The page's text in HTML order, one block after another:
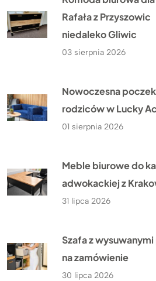
Rafała z Przyszowic
niedaleko Gliwic
03 sierpnia 2026
Nowoczesna
rodziców w Lucky
01 sierpnia 2026
Meble biurowe do
adwokackiej z
31 lipca 2026
Szafa z wysuwanymi
na zamówienie
30 lipca 2026